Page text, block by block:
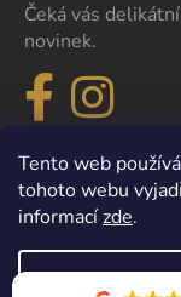
Tento web
tohoto webu
informacízde.
Čeká vás
novinek.